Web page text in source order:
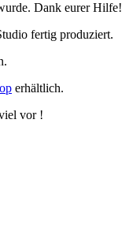
Dank eurer Hilfe!
fertig produziert.
erhältlich.
vor !